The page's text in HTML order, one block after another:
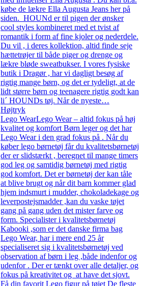
købe de lækre Ella Augusta Jeans her på
siden. HOUNd er til pigen der ønsker
cool styles kombineret med et tvist af
romantik i form af fine kjoler og nederdele.
Du vil , i deres kollektion, altid finde seje
hættetrøjer til både piger og drenge og
lækre bløde sweatbukser. I vores fysiske
butik i Dragør , har vi dagligt besøg af
rigtig mange børn, og det er tydeligt, at de
lidt større børn og teenagere rigtig godt kan
li´ HOUNDs tøj. Når de nyeste…
Højtryk
Lego WearLego Wear – altid fokus på høj
kvalitet og komfort Børn leger og det har
Lego Wear i den grad fokus på . Når du
køber lego børnetøj får du kvalitetsbørnetøj
der er slidstærkt , beregnet til mange timers
god leg og samtidig børnetøj med rigtig
god komfort. Det er børnetøj der kan tåle
at blive brugt og når dit barn kommer glad
hjem indsmurt i mudder, chokoladekage og
leverpostejsmadder ,kan du vaske tøjet
gang på gang uden det mister farve og
form. Specialister i kvalitetsbørnetøj
Kabooki ,som er det danske firma bag
Lego Wear, har i mere end 25 år
specialiseret sig i kvalitetsbørnetøj ved
observation af børn i leg ,både indenfor og
udenfor . Der er tænkt over alle detaljer, og
fokus på kreativitet og at have det sjovt.
Få din favorit Lego figur på tøjet De fleste